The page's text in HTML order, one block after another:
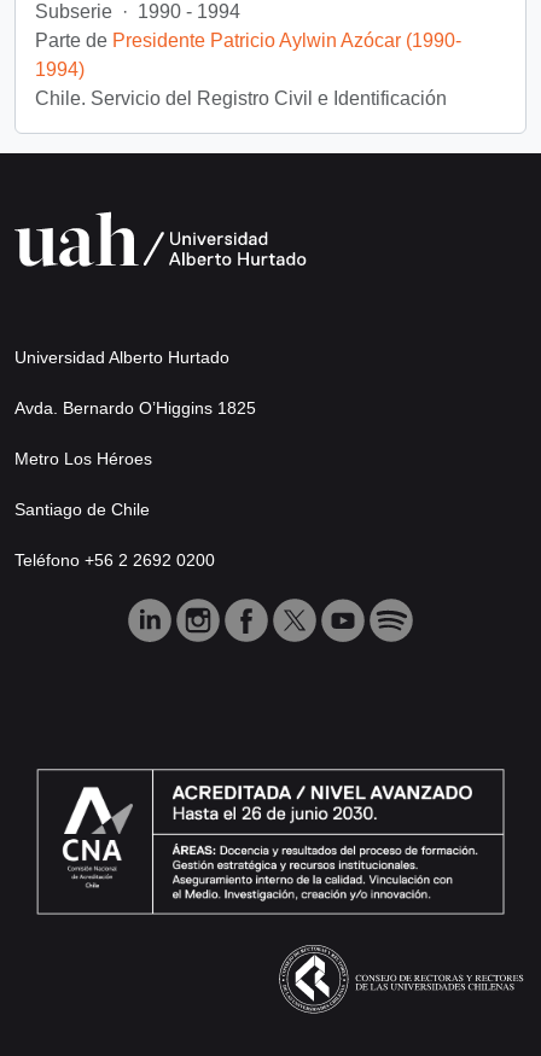
Subserie · 1990 - 1994
Parte de Presidente Patricio Aylwin Azócar (1990-
1994)
Chile. Servicio del Registro Civil e Identificación
Universidad Alberto Hurtado
Avda. Bernardo O’Higgins 1825
Metro Los Héroes
Santiago de Chile
Teléfono +56 2 2692 0200